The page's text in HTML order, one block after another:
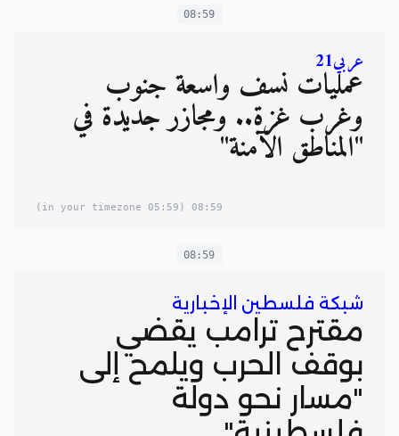
08:59
عربي21
عمليات نسف واسعة جنوب
وغرب غزة.. ومجازر جديدة في
"المناطق الآمنة"
08:59
(05:59 in your timezone)
08:59
شبكة فلسطين الإخبارية
مقترح ترامب يقضي
بوقف الحرب ويلمح إلى
"مسار نحو دولة